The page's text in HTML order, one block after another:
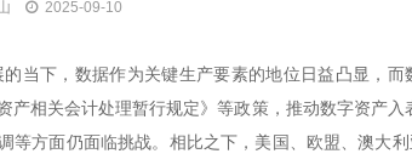
2025-09-10
当下，数据作为关键生产要素的地位日益凸显，
相关会计处理暂行规定》等政策，推动数字资产入
等方面仍面临挑战。相比之下，美国、欧盟、澳大